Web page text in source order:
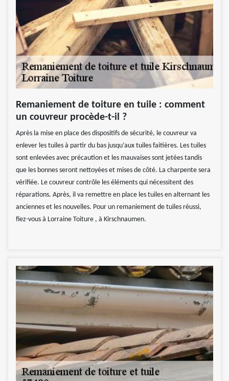
Remaniement de toiture en tuile : comment
un couvreur procède-t-il ?
Après la mise en place des dispositifs de sécurité, le couvreur va
enlever les tuiles à partir du bas jusqu’aux tuiles faitières. Les tuiles
sont enlevées avec précaution et les mauvaises sont jetées tandis
que les bonnes seront nettoyées et mises de côté. La charpente sera
vérifiée. Le couvreur contrôle les éléments qui nécessitent des
réparations. Après, il va remettre en place les tuiles en alternant les
anciennes et les nouvelles. Pour un remaniement de tuiles réussi,
fiez-vous à Lorraine Toiture , à Kirschnaumen.